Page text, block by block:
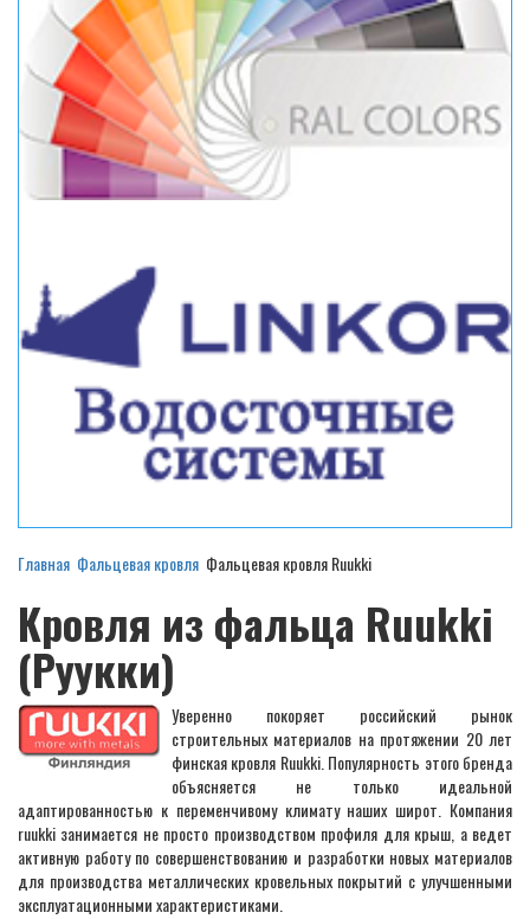
Главная Фальцевая кровля Фальцевая кровля Ruukki
Кровля из фальца Ruukki
(Руукки)
Уверенно покоряет российский рынок
строительных материалов на протяжении 20 лет
финская кровля Ruukki. Популярность этого бренда
объясняется не только идеальной
адаптированностью к переменчивому климату наших широт. Компания
ruukki занимается не просто производством профиля для крыш, а ведет
активную работу по совершенствованию и разработки новых материалов
для производства металлических кровельных покрытий с улучшенными
эксплуатационными характеристиками.